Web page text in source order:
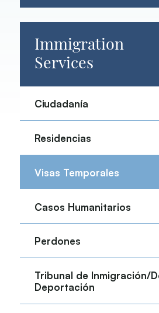
Immigration
Services
Ciudadanía
Residencias
Visas Temporales
Casos Humanitarios
Perdones
Tribunal de Inmigración/
Deportación